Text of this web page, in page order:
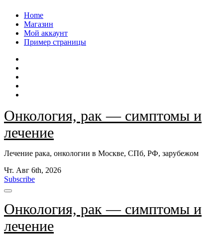
Перейти
содержанию
Home
Магазин
Мой аккаунт
Пример страницы
Онкология, рак — симптомы и
лечение
Лечение рака, онкологии в Москве, СПб, РФ, зарубежом
Чт. Авг 6th, 2026
Subscribe
Онкология, рак — симптомы и
лечение